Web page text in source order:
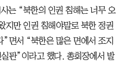
는 “북한의 인권 침해는 너무 오
지만 인권 침해야말로 북한 정권
면서 “북한은 많은 면에서 조지
판”이라고 했다. 총회장에서 발